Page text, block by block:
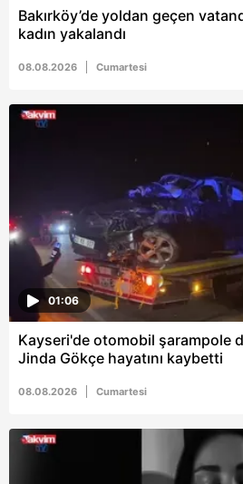
Bakırköy’de yoldan geçen
kadın yakalandı
08.08.2026 Cumartesi
01:06
Kayseri'de otomobil şarampole
Jinda Gökçe hayatını kaybetti
08.08.2026 Cumartesi